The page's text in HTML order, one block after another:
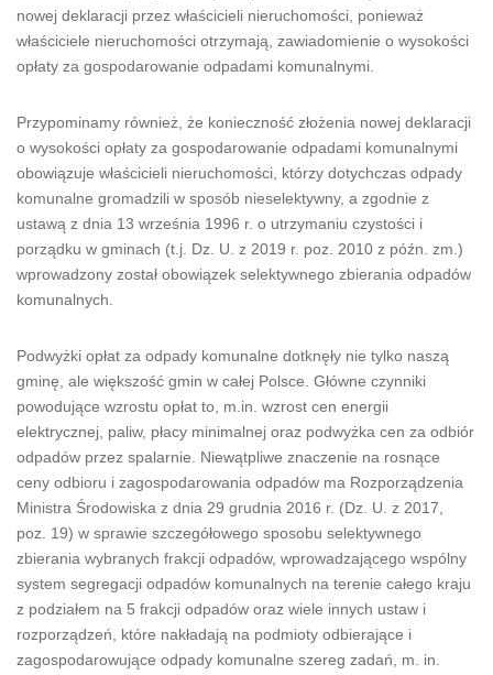
nowej deklaracji przez właścicieli nieruchomości, ponieważ
właściciele nieruchomości otrzymają, zawiadomienie o wysokości
opłaty za gospodarowanie odpadami komunalnymi.
Przypominamy również, że konieczność złożenia nowej deklaracji
o wysokości opłaty za gospodarowanie odpadami komunalnymi
obowiązuje właścicieli nieruchomości, którzy dotychczas odpady
komunalne gromadzili w sposób nieselektywny, a zgodnie z
ustawą z dnia 13 września 1996 r. o utrzymaniu czystości i
porządku w gminach (t.j. Dz. U. z 2019 r. poz. 2010 z późn. zm.)
wprowadzony został obowiązek selektywnego zbierania odpadów
komunalnych.
Podwyżki opłat za odpady komunalne dotknęły nie tylko naszą
gminę, ale większość gmin w całej Polsce. Główne czynniki
powodujące wzrostu opłat to, m.in. wzrost cen energii
elektrycznej, paliw, płacy minimalnej oraz podwyżka cen za odbiór
odpadów przez spalarnie. Niewątpliwe znaczenie na rosnące
ceny odbioru i zagospodarowania odpadów ma Rozporządzenia
Ministra Środowiska z dnia 29 grudnia 2016 r. (Dz. U. z 2017,
poz. 19) w sprawie szczegółowego sposobu selektywnego
zbierania wybranych frakcji odpadów, wprowadzającego wspólny
system segregacji odpadów komunalnych na terenie całego kraju
z podziałem na 5 frakcji odpadów oraz wiele innych ustaw i
rozporządzeń, które nakładają na podmioty odbierające i
zagospodarowujące odpady komunalne szereg zadań, m. in.